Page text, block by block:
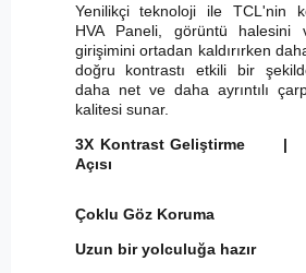
Yenilikçi teknoloji ile TCL'nin
HVA Paneli, görüntü halesini
girişimini ortadan kaldırırken
doğru kontrastı etkili bir
daha net ve daha ayrıntılı
kalitesi sunar.
3X Kontrast Geliştirme |
Açısı
Çoklu Göz Koruma
Uzun bir yolculuğa hazır